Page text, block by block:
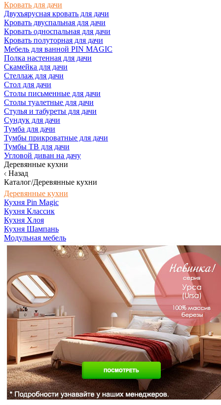
Кровать для дачи
Двухъярусная кровать для дачи
Кровать двуспальная для дачи
Кровать односпальная для дачи
Кровать полуторная для дачи
Мебель для ванной PIN MAGIC
Полка настенная для дачи
Скамейка для дачи
Стеллаж для дачи
Стол для дачи
Столы письменные для дачи
Столы туалетные для дачи
Стулья и табуреты для дачи
Сундук для дачи
Тумба для дачи
Тумбы прикроватные для дачи
Тумбы ТВ для дачи
Угловой диван на дачу
Деревянные кухни
Назад
Каталог/Деревянные кухни
Деревянные кухни
Кухня Pin Magic
Кухня Классик
Кухня Хлоя
Кухня Шампань
Модульная мебель